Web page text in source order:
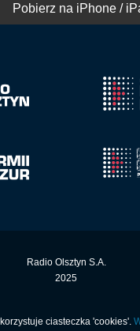
Pobierz na iPhone /
Radio Olsztyn S.A.
2025
ciasteczka 'cookies'.